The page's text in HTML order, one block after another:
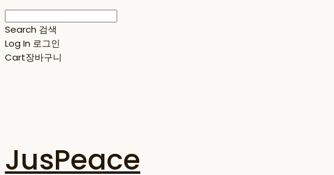
Search 검색
Log In 로그인
Cart장바구니
JusPeace